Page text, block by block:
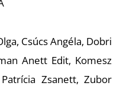
Csúcs Angéla, Dobri
Anett Edit, Komesz
Zsanett, Zubor